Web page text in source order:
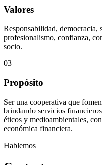
Valores
Responsabilidad, democracia,
profesionalismo, confianza,
socio.
03
Propósito
Ser una cooperativa que
brindando servicios
éticos y medioambientales,
económica financiera.
Hablemos